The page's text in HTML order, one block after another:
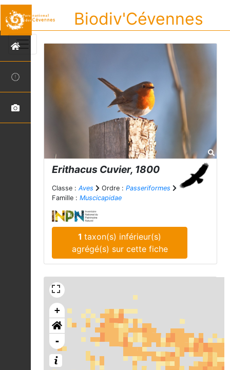
Biodiv'Cévennes
Erithacus Cuvier, 1800
Classe : Aves Ordre : Passeriformes
Famille : Muscicapidae
1taxon(s) inférieur(s)
agrégé(s) sur cette fiche
+
-